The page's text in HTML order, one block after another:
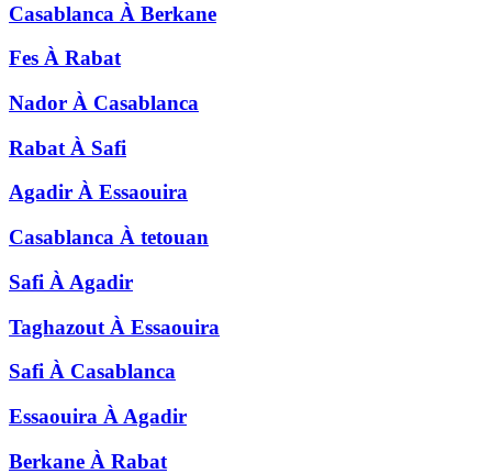
Casablanca À Berkane
Fes À Rabat
Nador À Casablanca
Rabat À Safi
Agadir À Essaouira
Casablanca À tetouan
Safi À Agadir
Taghazout À Essaouira
Safi À Casablanca
Essaouira À Agadir
Berkane À Rabat